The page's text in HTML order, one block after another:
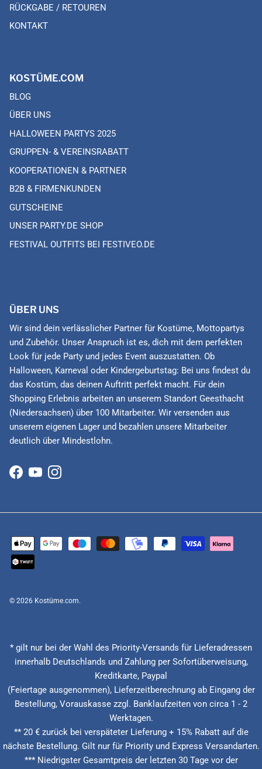
RÜCKGABE / RETOUREN
KONTAKT
KOSTÜME.COM
BLOG
ÜBER UNS
HALLOWEEN PARTYS 2025
GRUPPEN- & VEREINSRABATT
KOOPERATIONEN & PARTNER
B2B & FIRMENKUNDEN
GUTSCHEINE
UNSER PARTY.DE SHOP
FESTIVAL OUTFITS BEI FESTIVEO.DE
ÜBER UNS
Wir sind dein verlässlicher Partner für Kostüme, Mottopartys
und Zubehör. Unser Anspruch ist es, dich mit dem perfekten
Look für jede Party und jedes Event auszustatten. Ob
Halloween, Karneval oder Kindergeburtstag: Bei uns findest du
das Kostüm, das deinen Auftritt perfekt macht. Für dein
Shopping Erlebnis arbeiten an unserem Standort Geesthacht
(Niedersachsen) über 100 Mitarbeiter. Wir versenden aus
unserem eigenen Lager und bezahlen unsere Mitarbeiter
deutlich über Mindestlohn.
Facebook
YouTubeInstagram
© 2026 Kostüme.com.
* gilt nur bei der Wahl des Priority-Versands für Lieferadressen
innerhalb Deutschlands und Zahlung per Sofortüberweisung,
Kreditkarte, Paypal
(Feiertage ausgenommen), Lieferzeitberechnung ab Eingang der
Bestellung, Vorauskasse zzgl. Banklaufzeiten von circa 1 - 2
Werktagen.
** 20 € zurück bei verspäteter Lieferung + 15% Rabatt auf die
nächste Bestellung. Gilt nur für Priority und Express Versandarten.
*** Niedrigster Gesamtpreis der letzten 30 Tage vor der